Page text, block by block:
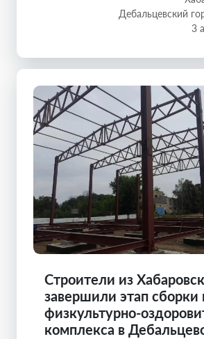
Дебальцевский
3
Строители из
завершили этап сборки
физкультурно-
комплекса в